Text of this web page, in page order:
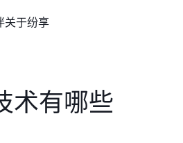
关于纷享
术有哪些